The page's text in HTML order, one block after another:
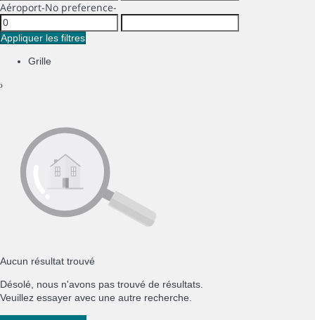
Aéroport-No preference-
Appliquer les filtres
Grille
›
Aucun résultat trouvé
Désolé, nous n'avons pas trouvé de résultats.
Veuillez essayer avec une autre recherche.